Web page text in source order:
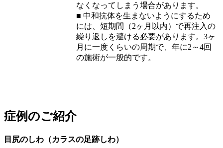
なくなってしまう場合があります。
■ 中和抗体を生まないようにするため
には、短期間（2ヶ月以内）で再注入の
繰り返しを避ける必要があります。3ヶ
月に一度くらいの周期で、年に2～4回
の施術が一般的です。
症例のご紹介
目尻のしわ（カラスの足跡しわ）